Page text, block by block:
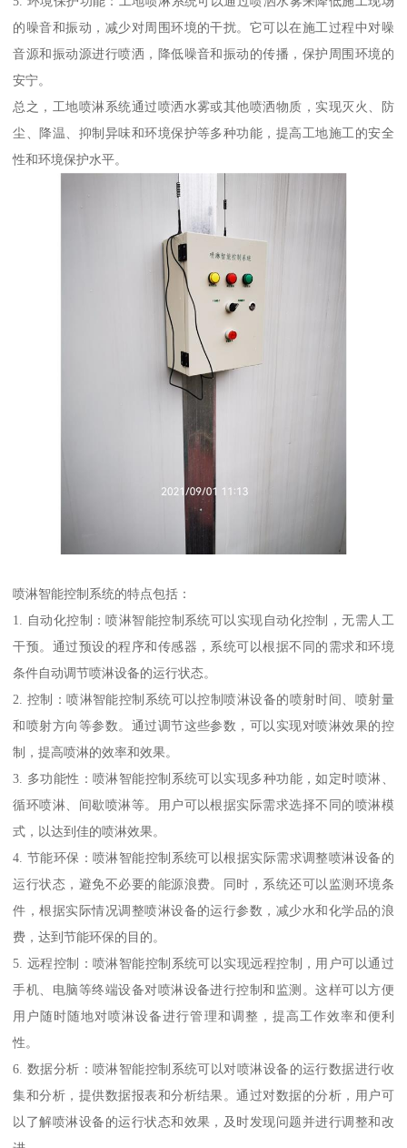
的噪音和振动，减少对周围环境的干扰。它可以在施工过程中对噪
音源和振动源进行喷洒，降低噪音和振动的传播，保护周围环境的
安宁。
总之，工地喷淋系统通过喷洒水雾或其他喷洒物质，实现灭火、防
尘、降温、抑制异味和环境保护等多种功能，提高工地施工的安全
性和环境保护水平。
喷淋智能控制系统的特点包括：
1. 自动化控制：喷淋智能控制系统可以实现自动化控制，无需人工
干预。通过预设的程序和传感器，系统可以根据不同的需求和环境
条件自动调节喷淋设备的运行状态。
2. 控制：喷淋智能控制系统可以控制喷淋设备的喷射时间、喷射量
和喷射方向等参数。通过调节这些参数，可以实现对喷淋效果的控
制，提高喷淋的效率和效果。
3. 多功能性：喷淋智能控制系统可以实现多种功能，如定时喷淋、
循环喷淋、间歇喷淋等。用户可以根据实际需求选择不同的喷淋模
式，以达到佳的喷淋效果。
4. 节能环保：喷淋智能控制系统可以根据实际需求调整喷淋设备的
运行状态，避免不必要的能源浪费。同时，系统还可以监测环境条
件，根据实际情况调整喷淋设备的运行参数，减少水和化学品的浪
费，达到节能环保的目的。
5. 远程控制：喷淋智能控制系统可以实现远程控制，用户可以通过
手机、电脑等终端设备对喷淋设备进行控制和监测。这样可以方便
用户随时随地对喷淋设备进行管理和调整，提高工作效率和便利
性。
6. 数据分析：喷淋智能控制系统可以对喷淋设备的运行数据进行收
集和分析，提供数据报表和分析结果。通过对数据的分析，用户可
以了解喷淋设备的运行状态和效果，及时发现问题并进行调整和改